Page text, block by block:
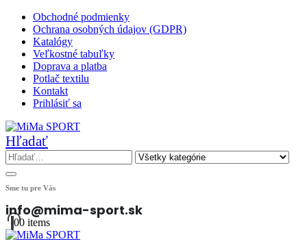
Obchodné podmienky
Ochrana osobných údajov (GDPR)
Katalógy
Veľkostné tabuľky
Doprava a platba
Potlač textilu
Kontakt
Prihlásiť sa
Hľadať
Sme tu pre Vás
info@mima-sport.sk
00 items